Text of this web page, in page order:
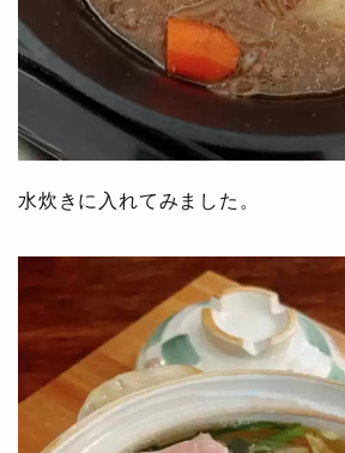
水炊きに入れてみました。